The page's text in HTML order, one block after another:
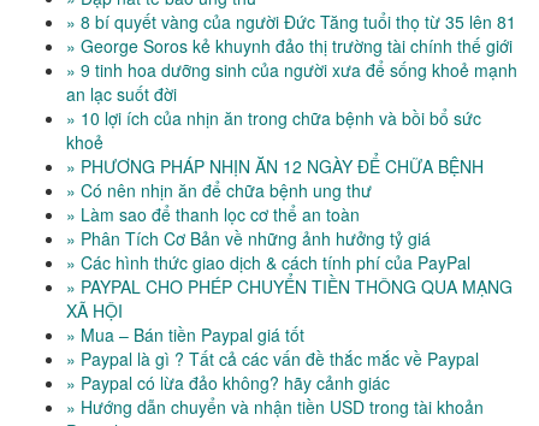
» 8 bí quyết vàng của người Đức Tăng tuổi thọ từ 35 lên 81
» George Soros kẻ khuynh đảo thị trường tài chính thế giới
» 9 tinh hoa dưỡng sinh của người xưa để sống khoẻ mạnh
an lạc suốt đời
» 10 lợi ích của nhịn ăn trong chữa bệnh và bồi bổ sức
khoẻ
» PHƯƠNG PHÁP NHỊN ĂN 12 NGÀY ĐỂ CHỮA BỆNH
» Có nên nhịn ăn để chữa bệnh ung thư
» Làm sao để thanh lọc cơ thể an toàn
» Phân Tích Cơ Bản về những ảnh hưởng tỷ giá
» Các hình thức giao dịch & cách tính phí của PayPal
» PAYPAL CHO PHÉP CHUYỂN TIỀN THÔNG QUA MẠNG
XÃ HỘI
» Mua – Bán tiền Paypal giá tốt
» Paypal là gì ? Tất cả các vấn đề thắc mắc về Paypal
» Paypal có lừa đảo không? hãy cảnh giác
» Hướng dẫn chuyển và nhận tiền USD trong tài khoản